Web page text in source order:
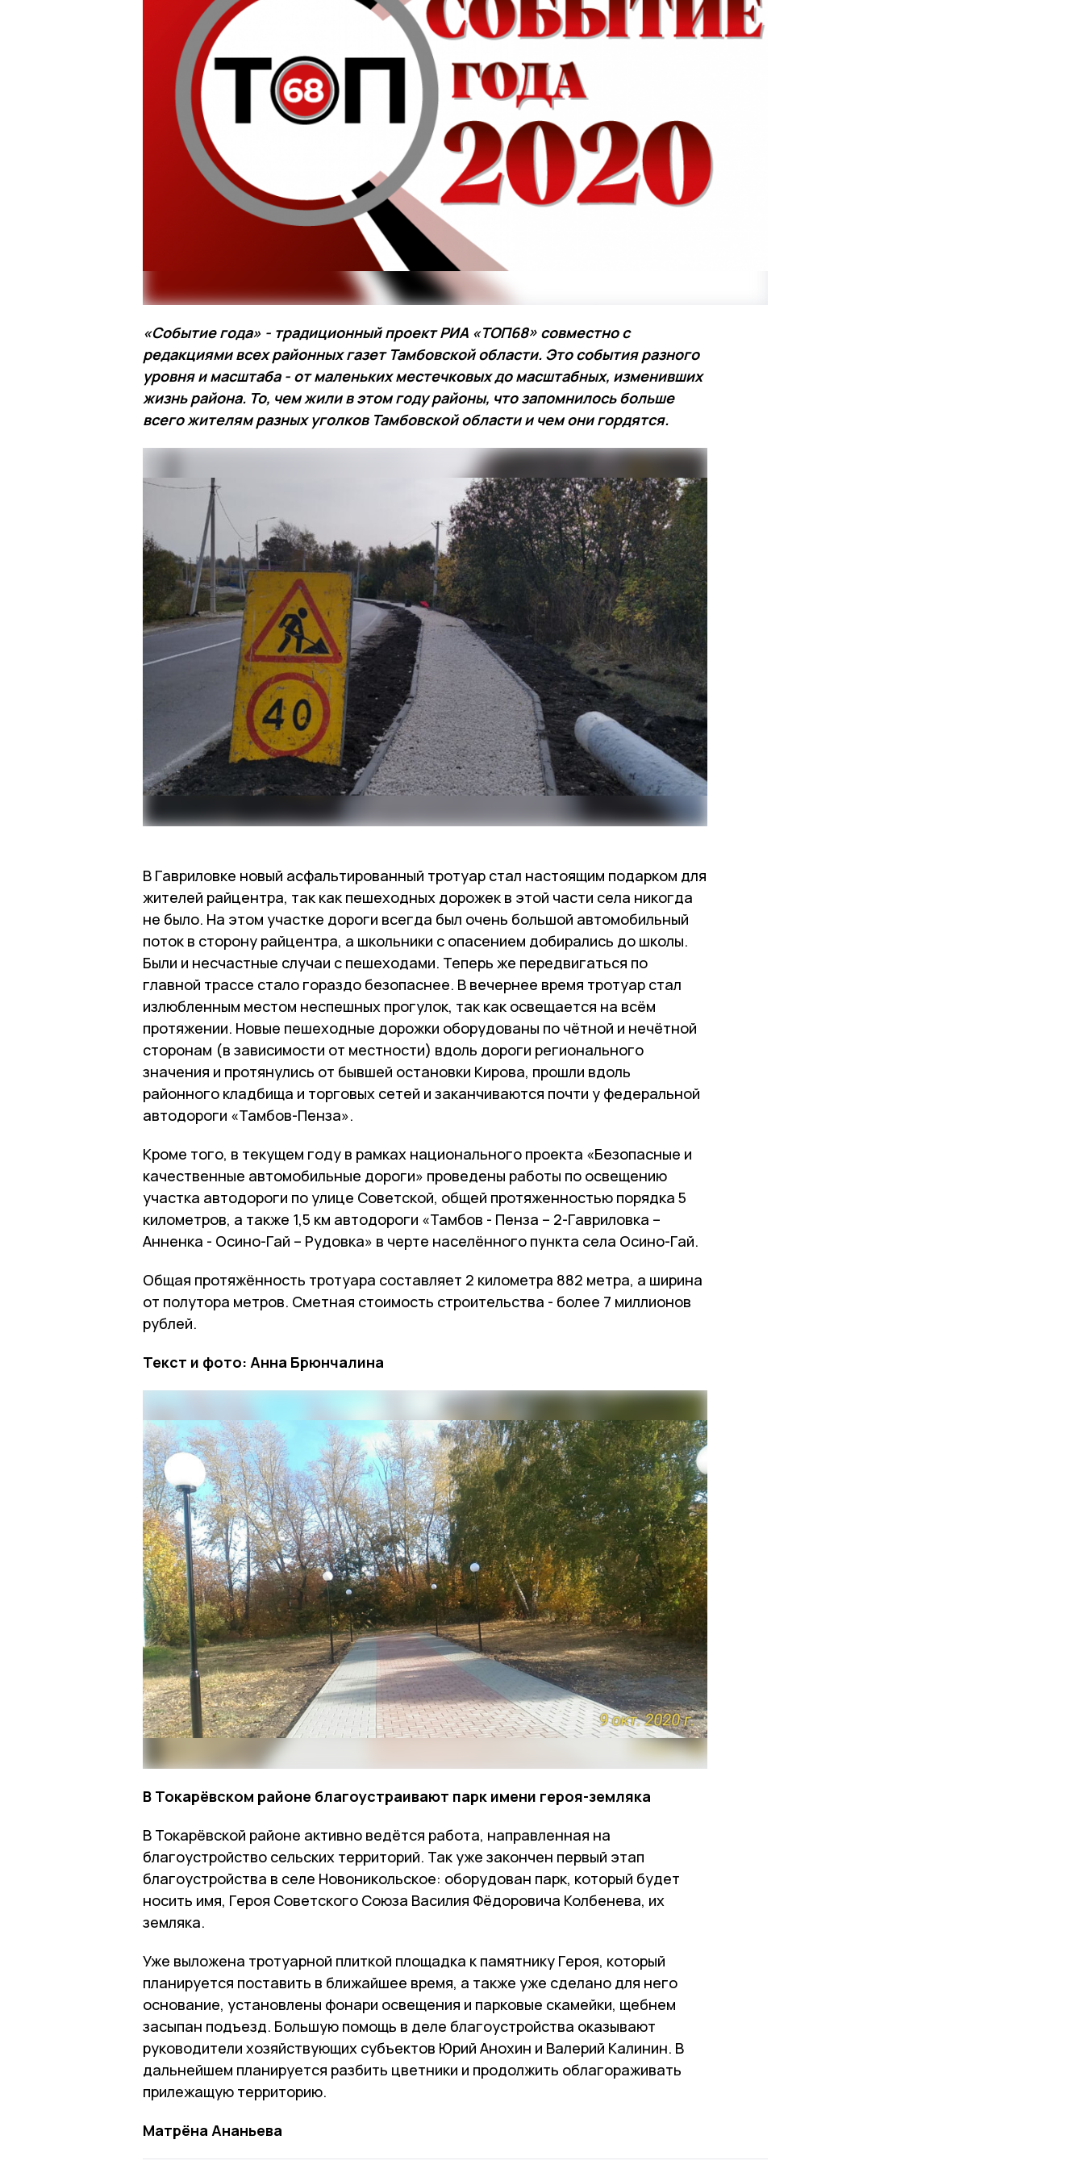
«Событие года» - традиционный проект РИА «ТОП68» совместно с
редакциями всех районных газет Тамбовской области. Это события разного
уровня и масштаба - от маленьких местечковых до масштабных, изменивших
жизнь района. То, чем жили в этом году районы, что запомнилось больше
всего жителям разных уголков Тамбовской области и чем они гордятся.
В Гавриловке новый асфальтированный тротуар стал настоящим подарком для
жителей райцентра, так как пешеходных дорожек в этой части села никогда
не было. На этом участке дороги всегда был очень большой автомобильный
поток в сторону райцентра, а школьники с опасением добирались до школы.
Были и несчастные случаи с пешеходами. Теперь же передвигаться по
главной трассе стало гораздо безопаснее. В вечернее время тротуар стал
излюбленным местом неспешных прогулок, так как освещается на всём
протяжении. Новые пешеходные дорожки оборудованы по чётной и нечётной
сторонам (в зависимости от местности) вдоль дороги регионального
значения и протянулись от бывшей остановки Кирова, прошли вдоль
районного кладбища и торговых сетей и заканчиваются почти у федеральной
автодороги «Тамбов-Пенза».
Кроме того, в текущем году в рамках национального проекта «Безопасные и
качественные автомобильные дороги» проведены работы по освещению
участка автодороги по улице Советской, общей протяженностью порядка 5
километров, а также 1,5 км автодороги «Тамбов - Пенза – 2-Гавриловка –
Анненка - Осино-Гай – Рудовка» в черте населённого пункта села Осино-Гай.
Общая протяжённость тротуара составляет 2 километра 882 метра, а ширина
от полутора метров. Сметная стоимость строительства - более 7 миллионов
рублей.
Текст и фото: Анна Брюнчалина
В Токарёвском районе благоустраивают парк имени героя-земляка
В Токарёвской районе активно ведётся работа, направленная на
благоустройство сельских территорий. Так уже закончен первый этап
благоустройства в селе Новоникольское: оборудован парк, который будет
носить имя, Героя Советского Союза Василия Фёдоровича Колбенева, их
земляка.
Уже выложена тротуарной плиткой площадка к памятнику Героя, который
планируется поставить в ближайшее время, а также уже сделано для него
основание, установлены фонари освещения и парковые скамейки, щебнем
засыпан подъезд. Большую помощь в деле благоустройства оказывают
руководители хозяйствующих субъектов Юрий Анохин и Валерий Калинин. В
дальнейшем планируется разбить цветники и продолжить облагораживать
прилежащую территорию.
Матрёна Ананьева